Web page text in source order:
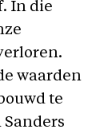
In die
waarden
te
Sanders